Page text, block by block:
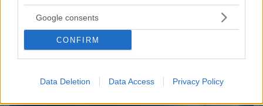
Google consents
CONFIRM
Data Deletion Data Access Privacy Policy